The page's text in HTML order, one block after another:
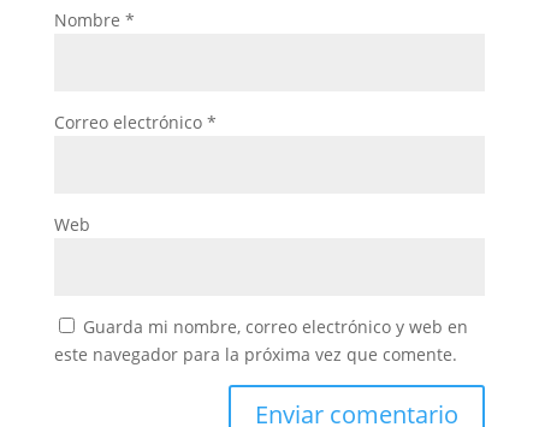
Nombre *
Correo electrónico *
Web
Guarda mi nombre, correo electrónico y web en
este navegador para la próxima vez que comente.